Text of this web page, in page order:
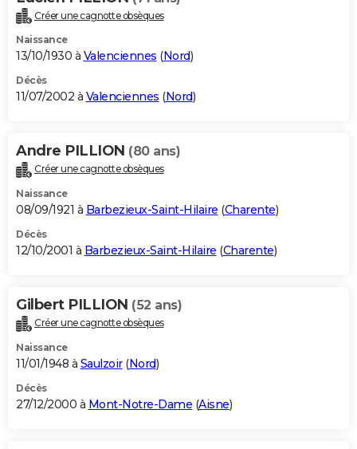
Créer une cagnotte obsèques
Naissance
13/10/1930 à Valenciennes (Nord)
Décès
11/07/2002 à Valenciennes (Nord)
Andre PILLION (80 ans)
Créer une cagnotte obsèques
Naissance
08/09/1921 à Barbezieux-Saint-Hilaire (Charente)
Décès
12/10/2001 à Barbezieux-Saint-Hilaire (Charente)
Gilbert PILLION (52 ans)
Créer une cagnotte obsèques
Naissance
11/01/1948 à Saulzoir(Nord)
Décès
27/12/2000 à Mont-Notre-Dame (Aisne)